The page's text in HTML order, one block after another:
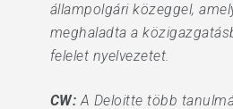
állampolgári közeggel,
meghaladta a
felelet nyelvezetet.
CW: A Deloitte több